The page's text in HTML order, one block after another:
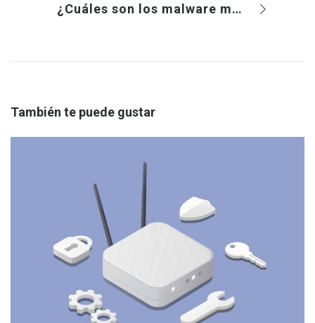
¿Cuáles son los malware más peligrosos?
También te puede gustar